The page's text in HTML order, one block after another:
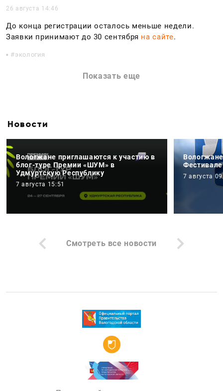
26 августа 14:46
До конца регистрации осталось меньше недели.
Заявки принимают до 30 сентября на сайте.
экология
Показать еще
Новости
Вологжане приглашаются к участию в
блог-туре Премии «ШУМ» в
Удмуртскую Республику
7 августа 15:51
7 августа
Смотреть все новости